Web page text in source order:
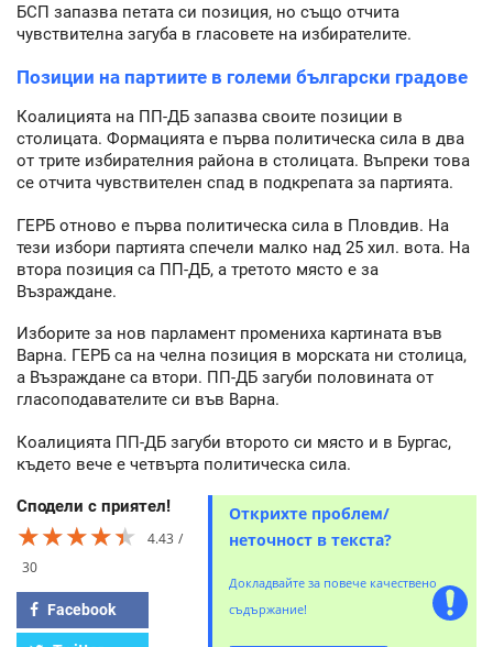
БСП запазва петата си позиция, но също отчита
чувствителна загуба в гласовете на избирателите.
Позиции на партиите в големи български градове
Коалицията на ПП-ДБ запазва своите позиции в
столицата. Формацията е първа политическа сила в два
от трите избирателния района в столицата. Въпреки това
се отчита чувствителен спад в подкрепата за партията.
ГЕРБ отново е първа политическа сила в Пловдив. На
тези избори партията спечели малко над 25 хил. вота. На
втора позиция са ПП-ДБ, а третото място е за
Възраждане.
Изборите за нов парламент промениха картината във
Варна. ГЕРБ са на челна позиция в морската ни столица,
а Възраждане са втори. ПП-ДБ загуби половината от
гласоподавателите си във Варна.
Коалицията ПП-ДБ загуби второто си място и в Бургас,
където вече е четвърта политическа сила.
Сподели с приятел!
★★★★★
★★★★★
★★★★★
4.43
30
Facebook
Открихте проблем/
неточност в текста?
Докладвайте за повече качествено
съдържание!